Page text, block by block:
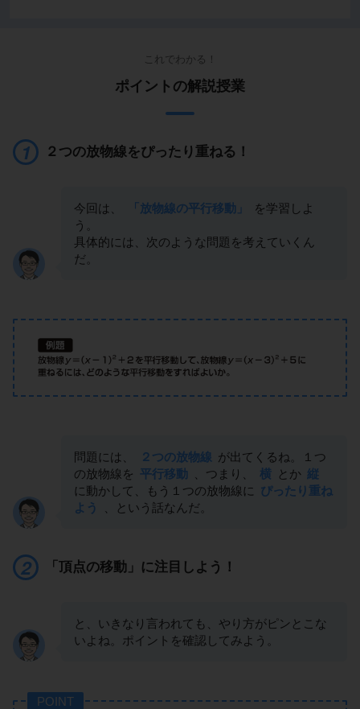
これでわかる！
ポイントの解説授業
２つの放物線をぴったり重ねる！
今回は、 「放物線の平行移動」
を学習しよ
う。
具体的には、次のような問題を考えていくん
だ。
問題には、 ２つの放物線 が出てくるね。１つ
の放物線を 平行移動 、つまり、 横 とか 縦
に動かして、もう１つの放物線に ぴったり重ね
よう
、という話なんだ。
「頂点の移動」に注目しよう！
と、いきなり言われても、やり方がピンとこな
いよね。ポイントを確認してみよう。
POINT